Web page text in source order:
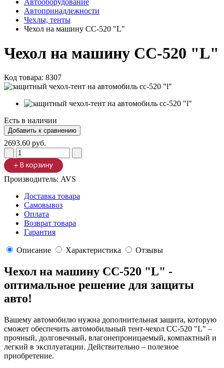
Автопринадлежности
Чехлы, тенты
Чехол на машину CC-520 "L"
Чехол на машину CC-520 "L"
Код товара: 8307
Есть в наличии
2693.60 руб.
Производитель: AVS
Доставка товара
Самовывоз
Оплата
Возврат товара
Гарантия
Описание Характеристика Отзывы
Чехол на машину CC-520 "L" -
оптимальное решение для защиты
авто!
Вашему автомобилю нужна дополнительная защита, которую
сможет обеспечить автомобильный тент-чехол CC-520 "L" –
прочный, долговечный, влагонепроницаемый, компактный и
легкий в эксплуатации. Действительно – полезное
приобретение.